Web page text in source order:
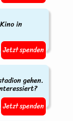
in
Jetzt spenden
gehen.
Jetzt spenden